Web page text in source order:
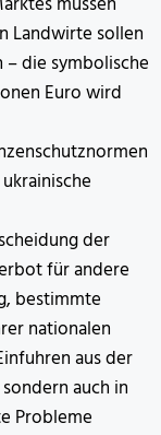
Landwirte sollen
die symbolische
Euro wird
der
für andere
bestimmte
nationalen
aus der
auch in
Probleme